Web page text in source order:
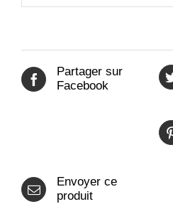
Partager sur
Facebook
Envoyer ce
produit